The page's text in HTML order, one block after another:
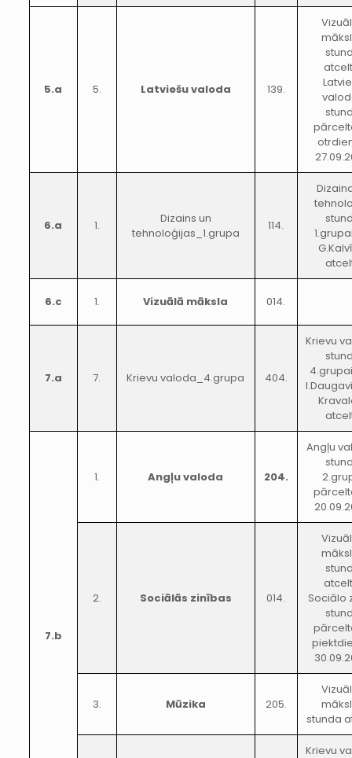
5.a 5. Latviešu valoda 139.
6.a 1.
Dizains un
tehnoloģijas_1.grupa
114.
6.c 1. Vizuālā māksla 014.
7.a 7. Krievu valoda_4.grupa 404.
Krievu
7.b
1. Angļu valoda 204.
Angļu
2. Sociālās zinības 014.
Sociālo
3. Mūzika 205.
stunda
Krievu